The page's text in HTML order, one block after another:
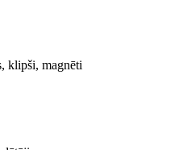
klipši, magnēti